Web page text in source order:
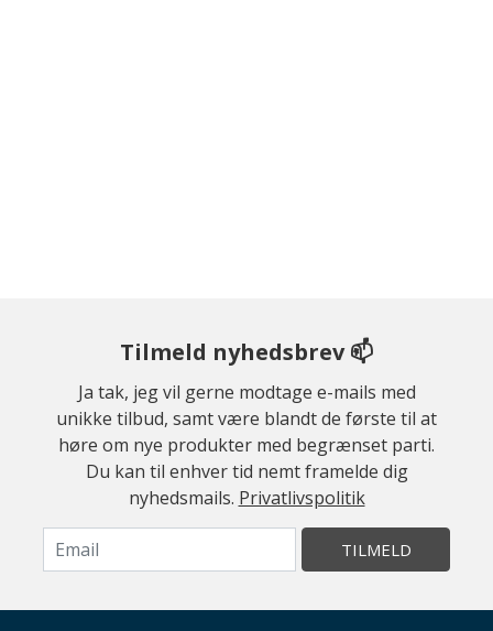
Tilmeld nyhedsbrev 📫
Ja tak, jeg vil gerne modtage e-mails med
unikke tilbud, samt være blandt de første til at
høre om nye produkter med begrænset parti.
Du kan til enhver tid nemt framelde dig
nyhedsmails. Privatlivspolitik
TILMELD